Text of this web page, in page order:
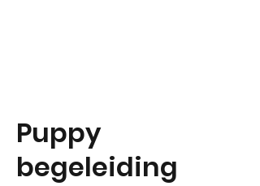
Puppy
begeleiding